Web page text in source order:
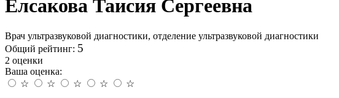
Елсакова Таисия Сергеевна
Врач ультразвуковой диагностики, отделение ультразвуковой диагностики
Общий рейтинг: 5
2 оценки
Ваша оценка:
☆
☆ ☆ ☆
☆